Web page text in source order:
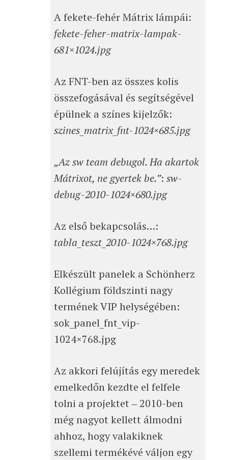
A fekete-fehér Mátrix lámpái:
fekete-feher-matrix-lampak-
681×1024.jpg
Az FNT-ben az összes kolis
összefogásával és segítségével
épülnek a színes kijelzők:
szines_matrix_fnt-1024×685.jpg
„Az sw team debugol. Ha akartok
Mátrixot, ne gyertek be.”:sw-
debug-2010-1024×680.jpg
Az első bekapcsolás…:
tabla_teszt_2010-1024×768.jpg
Elkészült panelek a Schönherz
Kollégium földszinti nagy
termének VIP helységében:
sok_panel_fnt_vip-
1024×768.jpg
Az akkori felújítás egy meredek
emelkedőn kezdte el felfele
tolni a projektet ‒ 2010-ben
még nagyot kellett álmodni
ahhoz, hogy valakiknek
szellemi termékévé váljon egy